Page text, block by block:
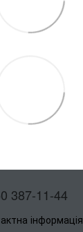
387-11-44
інформація